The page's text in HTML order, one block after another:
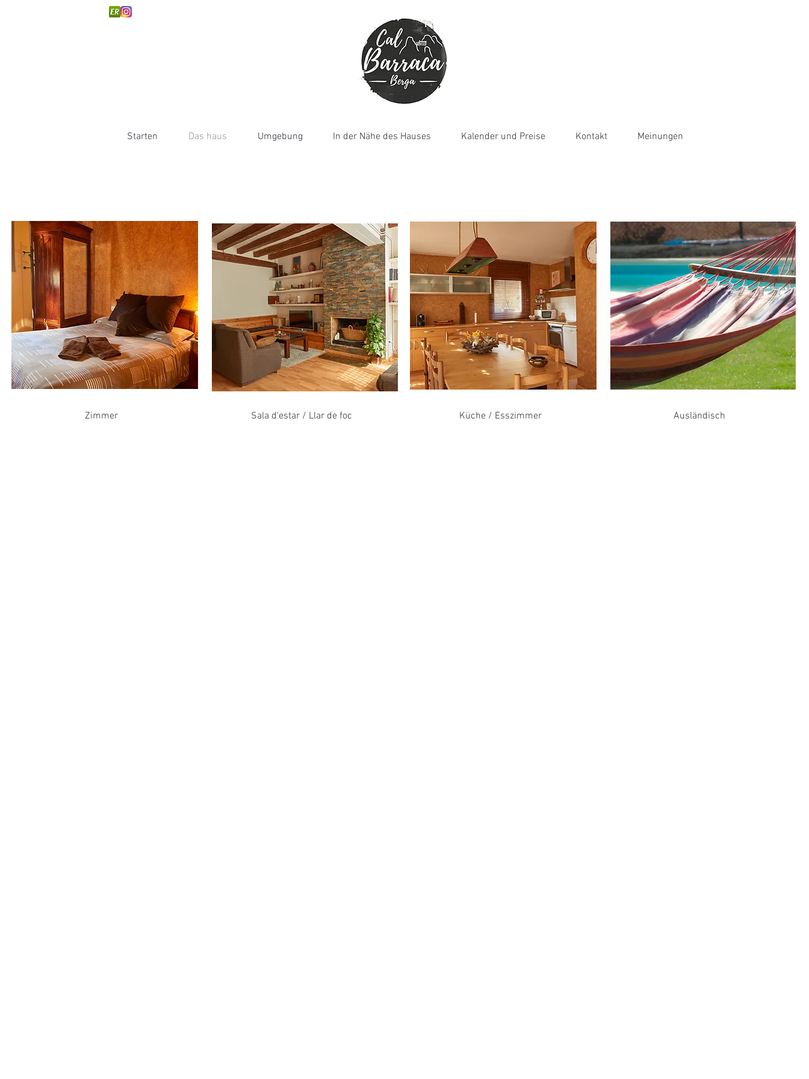
Starten Das haus Umgebung In der Nähe des Hauses Kalender und Preise Kontakt Meinungen
Zimmer Sala d'estar / Llar de foc Küche / Esszimmer Ausländisch